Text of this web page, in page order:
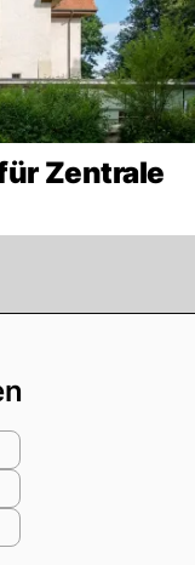
Zentrale